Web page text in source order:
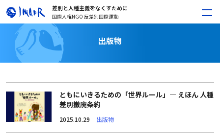
差別と人種主義をなくすために
国際人権NGO 反差別国際運動
出版物
ともにいきるための「世界ルール」― えほん 人種
差別撤廃条約
2025.10.29 出版物